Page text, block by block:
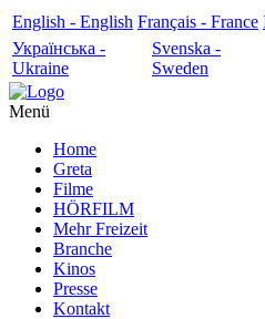
English - English Français - France
Українська -
Ukraine
Svenska -
Sweden
Menü
Home
Greta
Filme
HÖRFILM
Mehr Freizeit
Branche
Kinos
Presse
Kontakt